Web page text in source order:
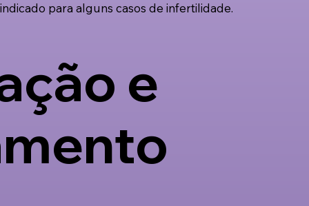
para alguns casos de infertilidade.
e